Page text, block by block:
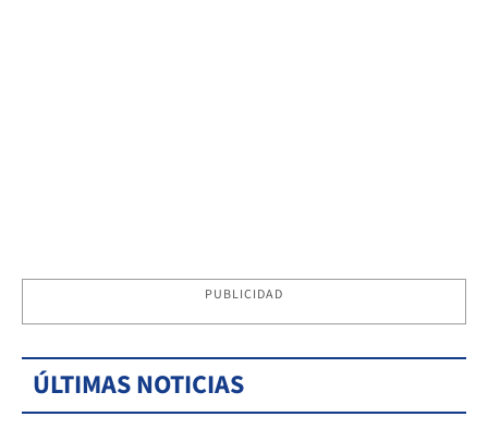
PUBLICIDAD
ÚLTIMAS NOTICIAS